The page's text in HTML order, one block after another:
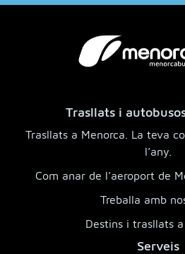
Trasllats i
Trasllats a Menorca. La teva
l’any.
Com anar de l’aeroport de
Treballa amb
Destins i trasllats
Serveis